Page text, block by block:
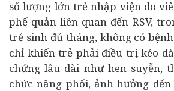
số lượng lớn trẻ nhập viện do
phế quản liên quan đến RSV,
trẻ sinh đủ tháng, không có
chỉ khiến trẻ phải điều trị kéo
chứng lâu dài như hen suyễn,
chức năng phổi, ảnh hưởng